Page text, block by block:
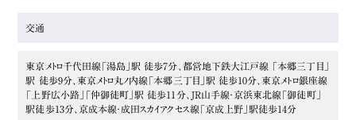
交通
東京メトロ千代田線「湯島」駅 徒歩7分、都営地下鉄大江戸線 「本郷三丁目」
駅 徒歩9分、東京メトロ丸ノ内線「本郷三丁目」駅 徒歩10分、東京メトロ銀座線
「上野広小路」「仲御徒町」駅 徒歩11分、JR山手線・京浜東北線「御徒町」
駅徒歩13分、京成本線・成田スカイアクセス線「京成上野」駅徒歩14分